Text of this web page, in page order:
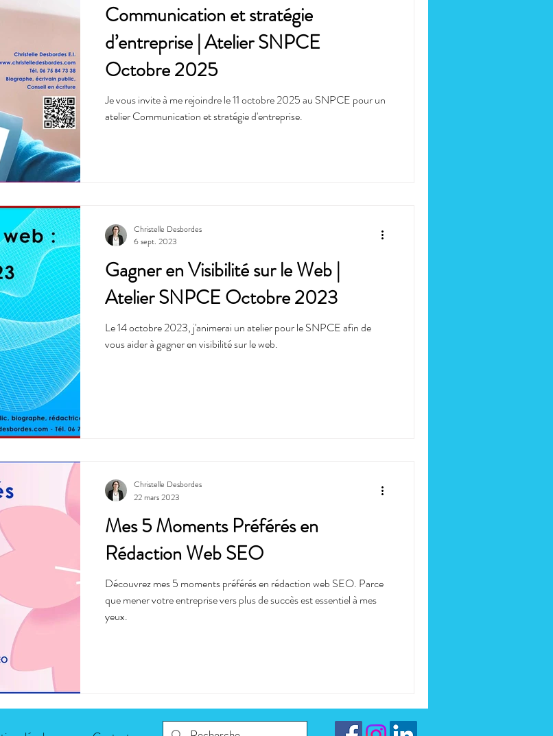
Communication et stratégie
d’entreprise | Atelier SNPCE
Octobre 2025
Je vous invite à me rejoindre le 11 octobre 2025 au SNPCE pour un
atelier Communication et stratégie d'entreprise.
Gagner en Visibilité sur le Web |
Atelier SNPCE Octobre 2023
Le 14 octobre 2023, j'animerai un atelier pour le SNPCE afin de
vous aider à gagner en visibilité sur le web.
Christelle Desbordes
6 sept. 2023
Mes 5 Moments Préférés en
Rédaction Web SEO
Découvrez mes 5 moments préférés en rédaction web SEO. Parce
que mener votre entreprise vers plus de succès est essentiel à mes
yeux.
Christelle Desbordes
22 mars 2023